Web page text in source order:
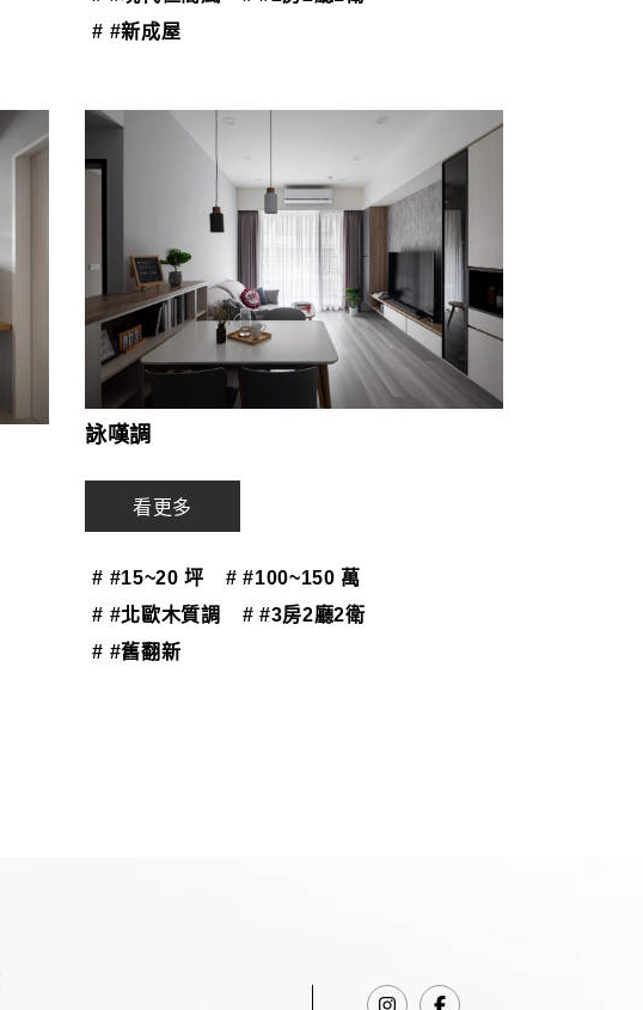
# #新成屋
詠嘆調
看更多
# #15~20 坪
# #100~150 萬
# #北歐木質調
# #3房2廳2衛
# #舊翻新